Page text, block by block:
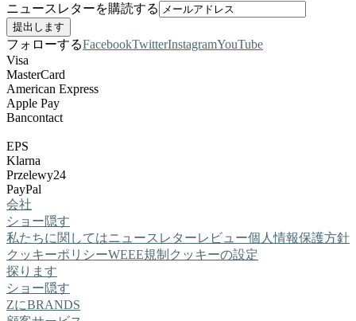
ニュースレターを購読する
フォローするFacebookTwitterInstagramYouTube
Visa
MasterCard
American Express
Apple Pay
Bancontact
EPS
Klarna
Przelewy24
PayPal
会社
ショー隠す
私たちに関してはニュースレターレビュー個人情報保護方針
クッキーポリシーWEEE規制 クッキーの設定
探ります
ショー隠す
ZにBRANDS